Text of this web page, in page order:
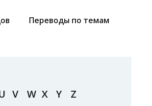
Переводы по темам
V W X Y Z